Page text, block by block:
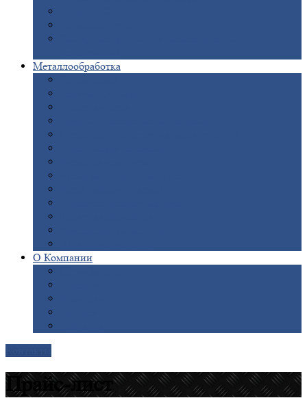
Металлообработка
О Компании
Прайс-лист